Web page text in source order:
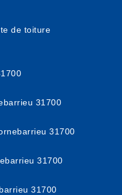
de toiture
31700
31700
31700
31700